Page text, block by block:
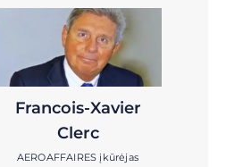
Francois-Xavier
Clerc
AEROAFFAIRES įkūrėjas